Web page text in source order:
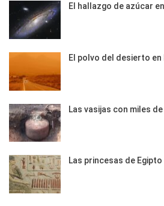
El hallazgo de azúcar
El polvo del desierto en
Las vasijas con miles
Las princesas de